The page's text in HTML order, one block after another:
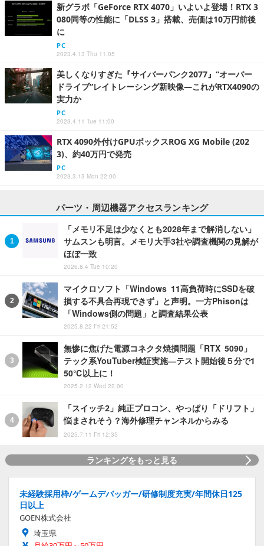
新グラボ「GeForce RTX 4070」いよいよ登場！RTX 3
080同等の性能に「DLSS 3」搭載、売価は10万円前後
に
PC
2023.4.13 Thu 11:05
美しくなりすぎた『サイバーパンク2077』“オーバー
ドライブ”レイトレーシング新映像―これがRTX4090の
実力か
PC
2023.4.11 Tue 11:00
RTX 4090外付けGPUボックスROG XG Mobile (202
3)、約40万円で発売
PC
2023.3.13 Mon 22:00
パーツ・周辺機器アクセスランキング
「メモリ不足は少なくとも2028年まで解消しない」
サムスンも明言。メモリ大手3社や調査機関の見解が
ほぼ一致
2026.8.4 Tue 10:20
マイクロソフト「Windows 11高負荷時にSSDを破
損する不具合再現できず」と声明。一方Phisonは
「Windows側の問題」と調査結果公表
2025.8.22 Fri 21:52
無惨に焦げた電源コネクタ焼損問題「RTX 5090」
テック系YouTuber検証実施―テスト開始後５分で1
50℃以上に！
2025.2.12 Wed 22:00
「スイッチ2」純正プロコン、やっぱり「ドリフト」
悩まされそう？海外修理チャンネルからみる
2025.7.11 Fri 12:35
ランキングをもっと見る
未経験採用枠/ゲームデバッガー/研修制度充実/年間休日125
日以上
GOEN株式会社
埼玉県